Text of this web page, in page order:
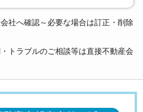
社へ確認～必要な場合は訂正・削除
トラブルのご相談等は直接不動産会